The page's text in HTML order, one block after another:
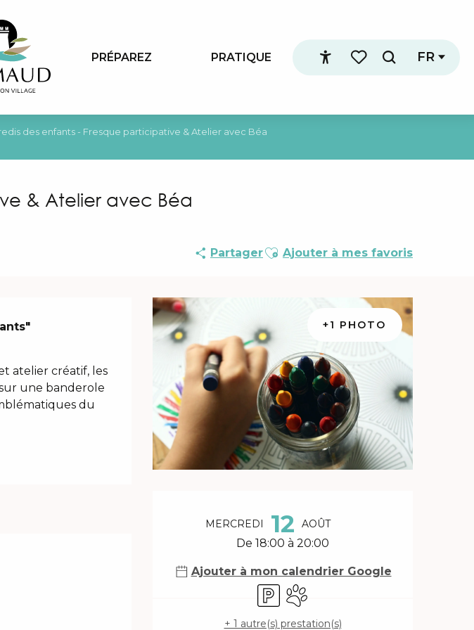
Accessibilité
Voir les favoris
Recherche
FR
PRÉPAREZ PRATIQUE
des enfants - Fresque participative & Atelier avec Béa
& Atelier avec Béa
PartagerAjouter aux favoris
Ajouter à mes favoris
+1 PHOTO
Ouverture et
MERCREDI 12 AOÛT
De 18:00 à 20:00
Ajouter à mon calendrier Google
ParkingAnimaux acceptés
+ 1 autre(s) prestation(s)
atelier créatif, les
une banderole
du